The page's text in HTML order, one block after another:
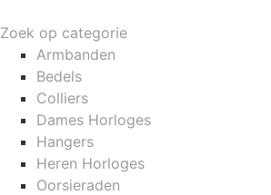
Zoek op categorie
Armbanden
Bedels
Colliers
Dames Horloges
Hangers
Heren Horloges
Oorsieraden